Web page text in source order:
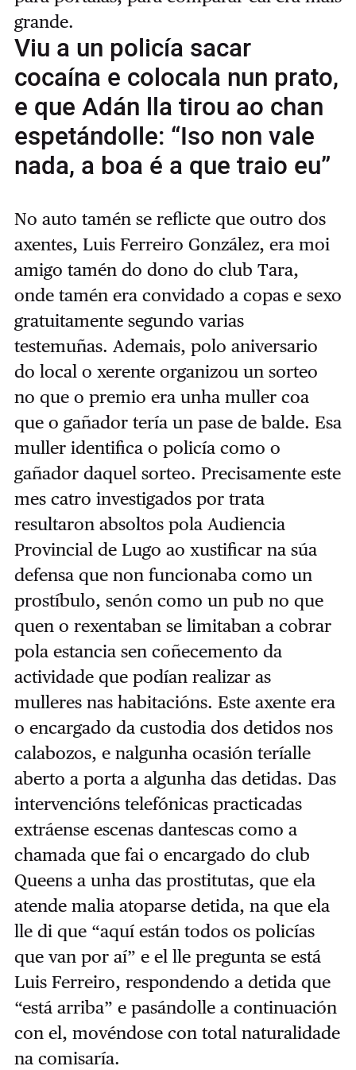
grande.
Viu a un policía sacar
cocaína e colocala nun prato,
e que Adán lla tirou ao chan
espetándolle: “Iso non vale
nada, a boa é a que traio eu”
No auto tamén se reflicte que outro dos
axentes, Luis Ferreiro González, era moi
amigo tamén do dono do club Tara,
onde tamén era convidado a copas e sexo
gratuitamente segundo varias
testemuñas. Ademais, polo aniversario
do local o xerente organizou un sorteo
no que o premio era unha muller coa
que o gañador tería un pase de balde. Esa
muller identifica o policía como o
gañador daquel sorteo. Precisamente este
mes catro investigados por trata
resultaron absoltos pola Audiencia
Provincial de Lugo ao xustificar na súa
defensa que non funcionaba como un
prostíbulo, senón como un pub no que
quen o rexentaban se limitaban a cobrar
pola estancia sen coñecemento da
actividade que podían realizar as
mulleres nas habitacións. Este axente era
o encargado da custodia dos detidos nos
calabozos, e nalgunha ocasión teríalle
aberto a porta a algunha das detidas. Das
intervencións telefónicas practicadas
extráense escenas dantescas como a
chamada que fai o encargado do club
Queens a unha das prostitutas, que ela
atende malia atoparse detida, na que ela
lle di que “aquí están todos os policías
que van por aí” e el lle pregunta se está
Luis Ferreiro, respondendo a detida que
“está arriba” e pasándolle a continuación
con el, movéndose con total naturalidade
na comisaría.